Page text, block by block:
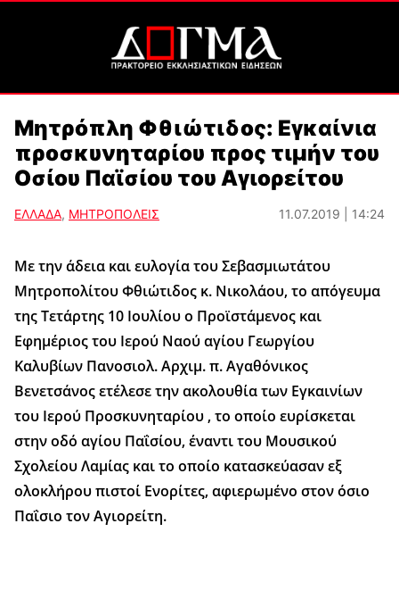
Μητρόπλη Φθιώτιδος: Εγκαίνια
προσκυνηταρίου προς τιμήν του
Οσίου Παϊσίου του Αγιορείτου
ΕΛΛΑΔΑ, ΜΗΤΡΟΠΟΛΕΙΣ 11.07.2019 | 14:24
Με την άδεια και ευλογία του Σεβασμιωτάτου
Μητροπολίτου Φθιώτιδος κ. Νικολάου, το απόγευμα
της Τετάρτης 10 Ιουλίου ο Προϊστάμενος και
Εφημέριος του Ιερού Ναού αγίου Γεωργίου
Καλυβίων Πανοσιολ. Αρχιμ. π. Αγαθόνικος
Βενετσάνος ετέλεσε την ακολουθία των Εγκαινίων
του Ιερού Προσκυνηταρίου , το οποίο ευρίσκεται
στην οδό αγίου Παΐσίου, έναντι του Μουσικού
Σχολείου Λαμίας και το οποίο κατασκεύασαν εξ
ολοκλήρου πιστοί Ενορίτες, αφιερωμένο στον όσιο
Παΐσιο τον Αγιορείτη.